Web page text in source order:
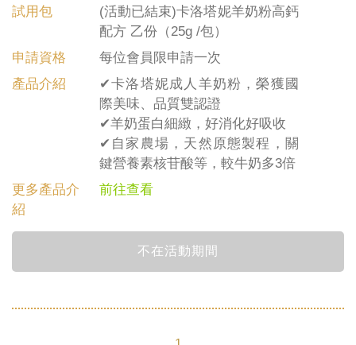
試用包
(活動已結束)卡洛塔妮羊奶粉高鈣
配方 乙份（25g /包）
申請資格
每位會員限申請一次
產品介紹
✔卡洛塔妮成人羊奶粉，榮獲國
際美味、品質雙認證
✔羊奶蛋白細緻，好消化好吸收
✔自家農場，天然原態製程，關
鍵營養素核苷酸等，較牛奶多3倍
更多產品介
紹
前往查看
不在活動期間